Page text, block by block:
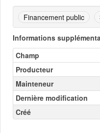
Financement public
Informations
Champ
Producteur
Mainteneur
Dernière modification
Créé